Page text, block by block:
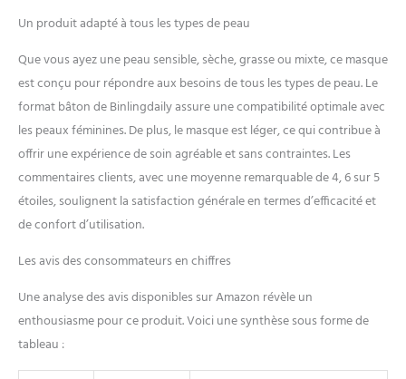
plus durable et efficace. Offre
3 niveaux de réglage de
l'énergie et 4 modes de
mémoire pour un soin
personnalisé, enregistrant
automatiquement les
paramètres préférés de
l'utilisateur pour plus de
commodité, ainsi qu'une
sélection de temps
d'entretien flexible pour
Un produit adapté à tous les types de peau
Que vous ayez une peau sensible, sèche, grasse ou mixte, ce masque
est conçu pour répondre aux besoins de tous les types de peau. Le
format bâton de Binlingdaily assure une compatibilité optimale avec
les peaux féminines. De plus, le masque est léger, ce qui contribue à
offrir une expérience de soin agréable et sans contraintes. Les
commentaires clients, avec une moyenne remarquable de 4, 6 sur 5
étoiles, soulignent la satisfaction générale en termes d’efficacité et
de confort d’utilisation.
Les avis des consommateurs en chiffres
Une analyse des avis disponibles sur Amazon révèle un
enthousiasme pour ce produit. Voici une synthèse sous forme de
tableau :